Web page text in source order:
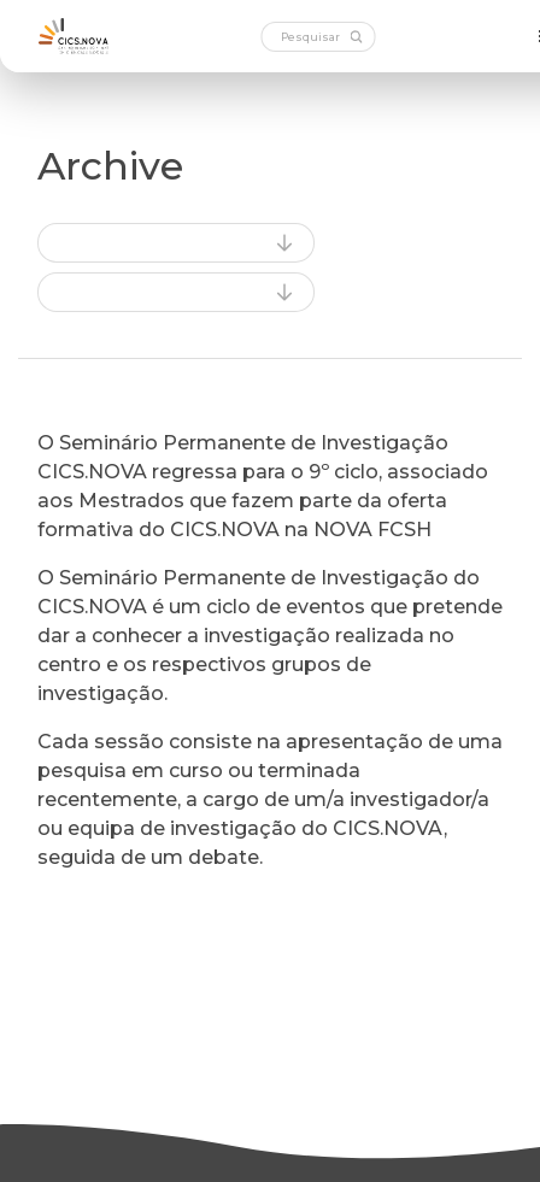
Archive
O Seminário Permanente de Investigação
CICS.NOVA regressa para o 9º ciclo, associado
aos Mestrados que fazem parte da oferta
formativa do CICS.NOVA na NOVA FCSH
O Seminário Permanente de Investigação do
CICS.NOVA é um ciclo de eventos que pretende
dar a conhecer a investigação realizada no
centro e os respectivos grupos de
investigação.
Cada sessão consiste na apresentação de uma
pesquisa em curso ou terminada
recentemente, a cargo de um/a investigador/a
ou equipa de investigação do CICS.NOVA,
seguida de um debate.